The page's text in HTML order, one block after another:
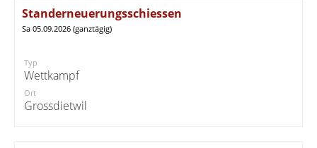
Standerneuerungsschiessen
Sa 05.09.2026 (ganztägig)
Typ
Wettkampf
Ort
Grossdietwil